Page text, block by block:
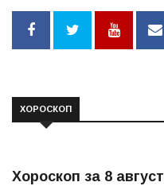
ХОРОСКОП
Хороскоп за 8 август